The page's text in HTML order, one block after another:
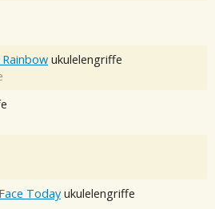
ukulelengriffe
Today ukulelengriffe